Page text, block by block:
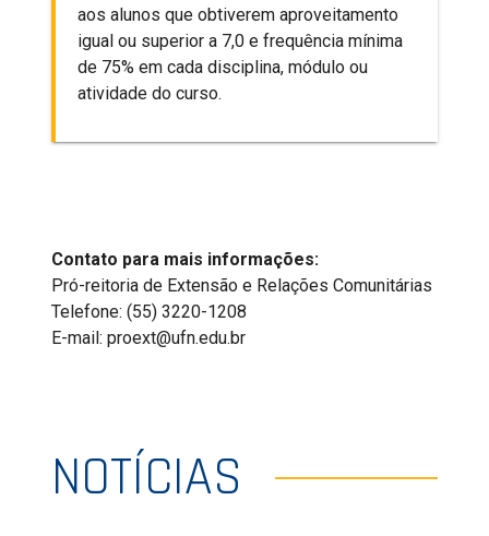
aos alunos que obtiverem aproveitamento
igual ou superior a 7,0 e frequência mínima
de 75% em cada disciplina, módulo ou
atividade do curso.
Contato para mais informações:
Pró-reitoria de Extensão e Relações Comunitárias
Telefone: (55) 3220-1208
E-mail: proext@ufn.edu.br
NOTÍCIAS